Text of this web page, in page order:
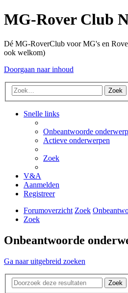
MG-Rover Club
Dé MG-RoverClub voor MG's en
ook welkom)
Doorgaan naar inhoud
Zoek
Snelle links
Onbeantwoorde
Actieve onderwerpen
Zoek
V&A
Aanmelden
Registreer
Forumoverzicht Zoek
Zoek
Onbeantwoorde
Ga naar uitgebreid zoeken
Zoek